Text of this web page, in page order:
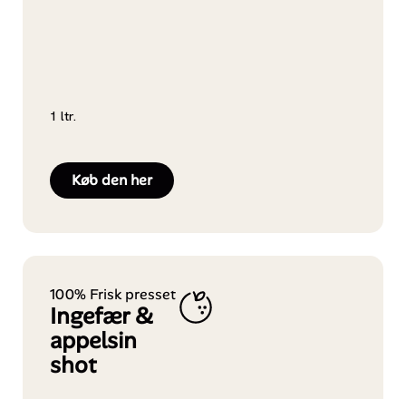
1 ltr.
Køb den her
100% Frisk presset
Ingefær &
appelsin
shot